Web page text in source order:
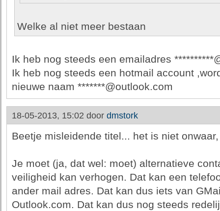
Welke al niet meer bestaan
Ik heb nog steeds een emailadres
Ik heb nog steeds een hotmail account
nieuwe naam *******@outlook.com
18-05-2013, 15:02 door dmstork
Beetje misleidende titel... het is niet
Je moet (ja, dat wel: moet) alternatieve
veiligheid kan verhogen. Dat kan een
ander mail adres. Dat kan dus iets van
Outlook.com. Dat kan dus nog steeds